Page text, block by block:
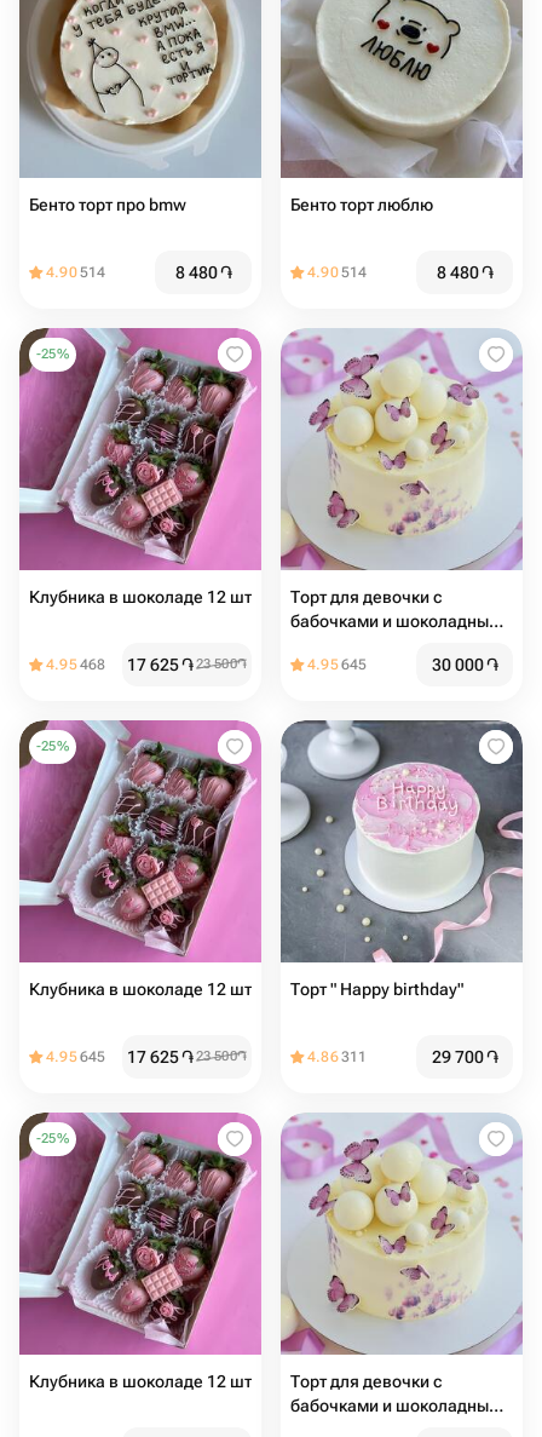
Бенто торт про bmw
4.90514 8 480֏
Бенто торт люблю
4.90514 8 480֏
-25%
Клубника в шоколаде 12 шт
4.95468 17 625֏23 500֏
Торт для девочки с
бабочками и шоколадными
4.95645 30 000֏
-25%
Клубника в шоколаде 12 шт
4.95645 17 625֏23 500֏
Торт " Happy birthday"
4.86311 29 700֏
-25%
Клубника в шоколаде 12 шт
Торт для девочки с
бабочками и шоколадными